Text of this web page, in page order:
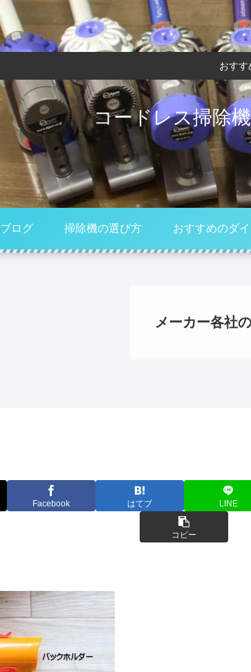
おすす
コードレス掃除
ブログ 掃除機の選び方 おすすめのダ
メーカー各社
Facebook はてブ LINE
コピー